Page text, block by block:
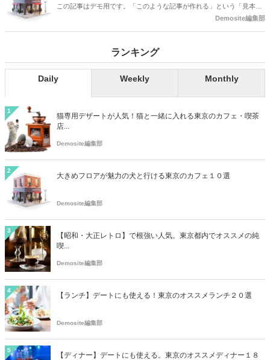
この記事はデモ用です。「このような記事が作れる」という「見本」
Demosite編集部
ランキング
Daily Weekly Monthly
1
猫専用デザートが人気！猫と一緒に入れる東京のカフェ・喫茶
店...
Demosite編集部
2
大きめフロアが魅力の犬と行ける東京のカフェ１０選
Demosite編集部
3
【昭和・大正レトロ】で根強い人気。東京都内でオススメの純
喫...
Demosite編集部
4
【ランチ】デートにも使える！東京のオススメランチ２０選
Demosite編集部
5
【ディナー】デートにも使える。東京のオススメディナー１８